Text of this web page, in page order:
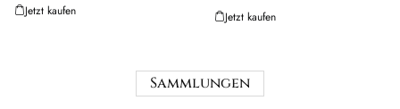
Jetzt kaufen Jetzt kaufen
Sammlungen